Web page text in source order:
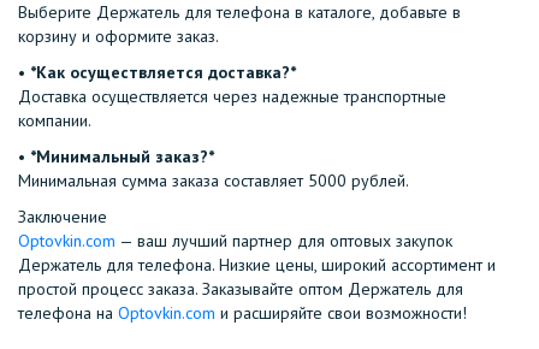
Выберите Держатель для телефона в каталоге, добавьте в
корзину и оформите заказ.
•⁠ ⁠ *Как осуществляется доставка?*
Доставка осуществляется через надежные транспортные
компании.
•⁠ ⁠ *Минимальный заказ?*
Минимальная сумма заказа составляет 5000 рублей.
Заключение
Optovkin.com — ваш лучший партнер для оптовых закупок
Держатель для телефона. Низкие цены, широкий ассортимент и
простой процесс заказа. Заказывайте оптом Держатель для
телефона на Optovkin.com и расширяйте свои возможности!